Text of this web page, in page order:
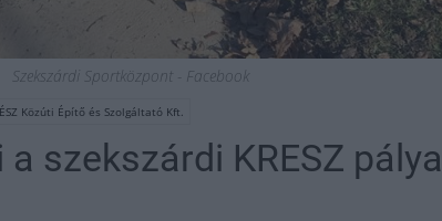
Szekszárdi Sportközpont - Facebook
Közúti Építő és Szolgáltató Kft.
szekszárdi KRESZ pálya